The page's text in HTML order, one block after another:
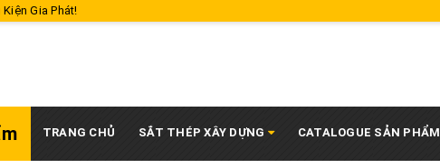
Gia Phát!
TRANG CHỦ SẮT THÉP XÂY DỰNG CATALOGUE SẢN PHẨM